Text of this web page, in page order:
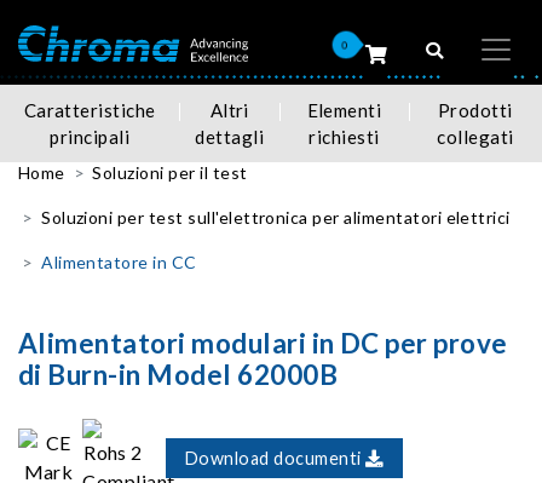
0
Caratteristiche
principali
Altri
dettagli
Elementi
richiesti
Prodotti
collegati
Home Soluzioni per il test
Soluzioni per test sull'elettronica per alimentatori elettrici
Alimentatore in CC
Alimentatori modulari in DC per prove
di Burn-in Model 62000B
Download documenti